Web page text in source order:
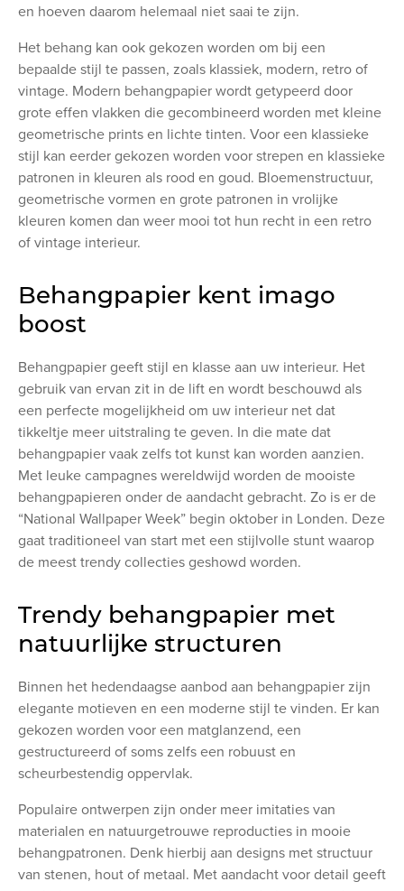
en hoeven daarom helemaal niet saai te zijn.
Het behang kan ook gekozen worden om bij een
bepaalde stijl te passen, zoals klassiek, modern, retro of
vintage. Modern behangpapier wordt getypeerd door
grote effen vlakken die gecombineerd worden met kleine
geometrische prints en lichte tinten. Voor een klassieke
stijl kan eerder gekozen worden voor strepen en klassieke
patronen in kleuren als rood en goud. Bloemenstructuur,
geometrische vormen en grote patronen in vrolijke
kleuren komen dan weer mooi tot hun recht in een retro
of vintage interieur.
Behangpapier kent imago
boost
Behangpapier geeft stijl en klasse aan uw interieur. Het
gebruik van ervan zit in de lift en wordt beschouwd als
een perfecte mogelijkheid om uw interieur net dat
tikkeltje meer uitstraling te geven. In die mate dat
behangpapier vaak zelfs tot kunst kan worden aanzien.
Met leuke campagnes wereldwijd worden de mooiste
behangpapieren onder de aandacht gebracht. Zo is er de
“National Wallpaper Week” begin oktober in Londen. Deze
gaat traditioneel van start met een stijlvolle stunt waarop
de meest trendy collecties geshowd worden.
Trendy behangpapier met
natuurlijke structuren
Binnen het hedendaagse aanbod aan behangpapier zijn
elegante motieven en een moderne stijl te vinden. Er kan
gekozen worden voor een matglanzend, een
gestructureerd of soms zelfs een robuust en
scheurbestendig oppervlak.
Populaire ontwerpen zijn onder meer imitaties van
materialen en natuurgetrouwe reproducties in mooie
behangpatronen. Denk hierbij aan designs met structuur
van stenen, hout of metaal. Met aandacht voor detail geeft